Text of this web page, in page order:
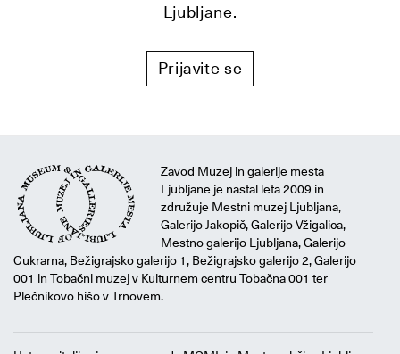
Ljubljane.
Prijavite se
Zavod Muzej in galerije mesta
Ljubljane je nastal leta 2009 in
združuje Mestni muzej Ljubljana,
Galerijo Jakopič, Galerijo Vžigalica,
Mestno galerijo Ljubljana, Galerijo
Cukrarna, Bežigrajsko galerijo 1, Bežigrajsko galerijo 2, Galerijo
001 in Tobačni muzej v Kulturnem centru Tobačna 001 ter
Plečnikovo hišo v Trnovem.